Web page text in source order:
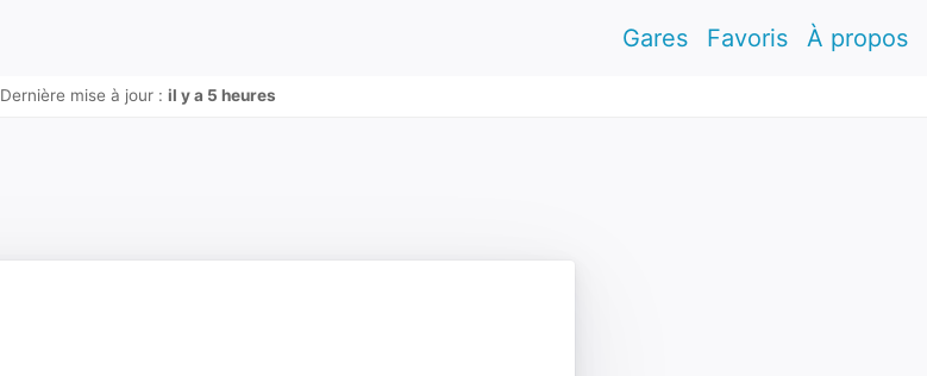
Gares Favoris À propos
Dernière mise à jour : il y a 5 heures